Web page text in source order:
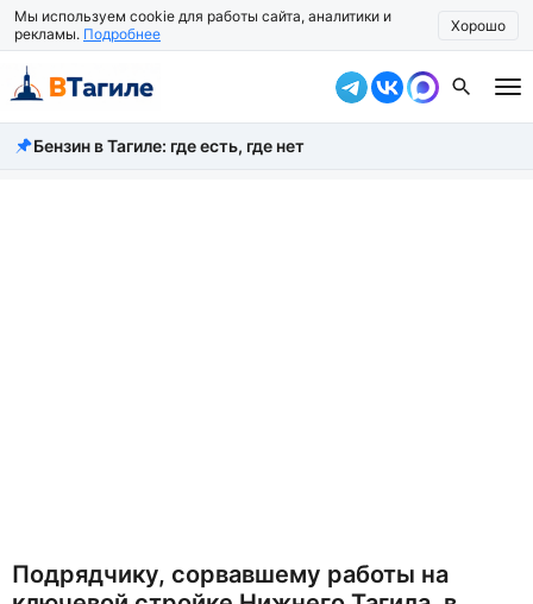
Мы используем cookie для работы сайта, аналитики и
рекламы. Подробнее Хорошо
Все новости
Бензин в Тагиле: где есть, где нет
Подрядчику, сорвавшему работы на